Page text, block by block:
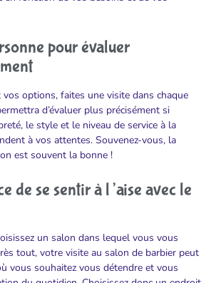
pour évaluer
options, faites une visite dans chaque
d’évaluer plus précisément si
le style et le niveau de service à la
à vos attentes. Souvenez-vous, la
est souvent la bonne !
de se sentir à l’aise avec le
un salon dans lequel vous vous
tout, votre visite au salon de barbier peut
vous souhaitez vous détendre et vous